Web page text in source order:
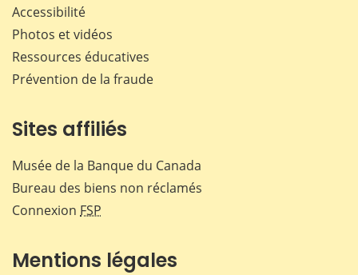
Accessibilité
Photos et vidéos
Ressources éducatives
Prévention de la fraude
Sites affiliés
Musée de la Banque du Canada
Bureau des biens non réclamés
Connexion FSP
Mentions légales